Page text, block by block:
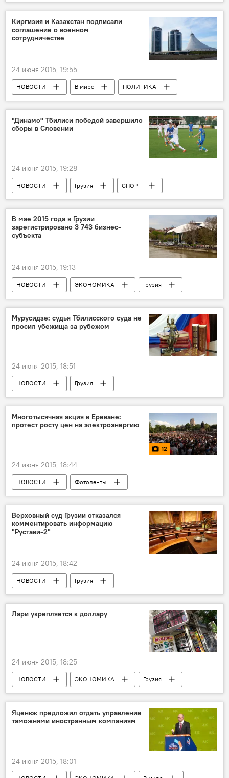
ПРОИСШЕСТВИЯ
Киргизия и Казахстан подписали
соглашение о военном
сотрудничестве
24 июня 2015, 19:55
НОВОСТИ В мире ПОЛИТИКА
"Динамо" Тбилиси победой завершило
сборы в Словении
24 июня 2015, 19:28
НОВОСТИ Грузия СПОРТ
В мае 2015 года в Грузии
зарегистрировано 3 743 бизнес-
субъекта
24 июня 2015, 19:13
НОВОСТИ ЭКОНОМИКА Грузия
Мурусидзе: судья Тбилисского суда не
просил убежища за рубежом
24 июня 2015, 18:51
НОВОСТИ
Грузия
ПРОИСШЕСТВИЯ
Многотысячная акция в Ереване:
протест росту цен на электроэнергию
12
24 июня 2015, 18:44
НОВОСТИ
Фотоленты
Мультимедиа
Кавказ
Верховный суд Грузии отказался
комментировать информацию
"Рустави-2"
24 июня 2015, 18:42
НОВОСТИ
Грузия
ПРОИСШЕСТВИЯ
Лари укрепляется к доллару
24 июня 2015, 18:25
НОВОСТИ ЭКОНОМИКА Грузия
Яценюк предложил отдать управление
таможнями иностранным компаниям
24 июня 2015, 18:01